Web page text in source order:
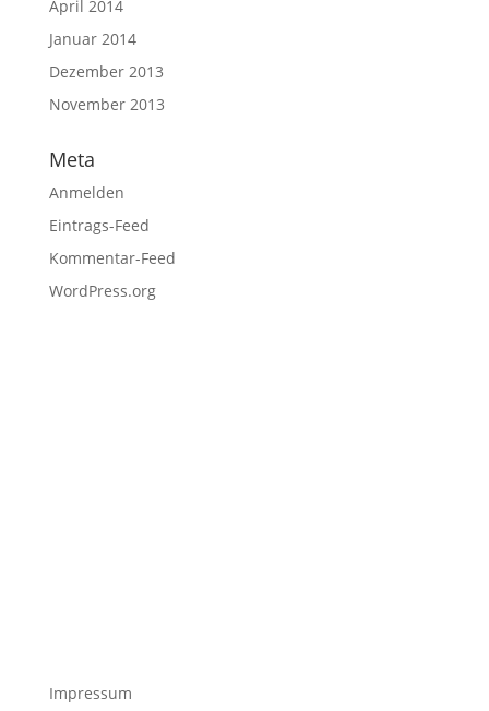
April 2014
Januar 2014
Dezember 2013
November 2013
Meta
Anmelden
Eintrags-Feed
Kommentar-Feed
WordPress.org
Impressum